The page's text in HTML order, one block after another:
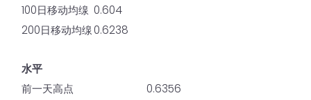
100日移动均缐 0.604
200日移动均缐0.6238
水平
前一天高点
0.6356